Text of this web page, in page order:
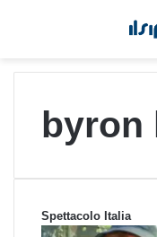
byron
Spettacolo Italia